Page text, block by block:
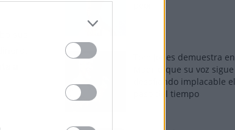
sus
Tom Jones demuestra en
Madrid que su voz sigue
desafiando implacable el
paso del tiempo